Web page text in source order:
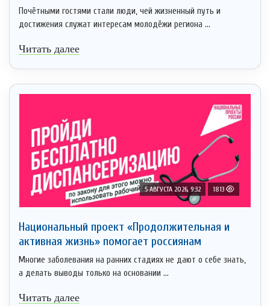
Почётными гостями стали люди, чей жизненный путь и
достижения служат интересам молодёжи региона ...
Читать далее
5 АВГУСТА 2026, 9:32 1813
Национальный проект «Продолжительная и
активная жизнь» помогает россиянам
Многие заболевания на ранних стадиях не дают о себе знать,
а делать выводы только на основании ...
Читать далее